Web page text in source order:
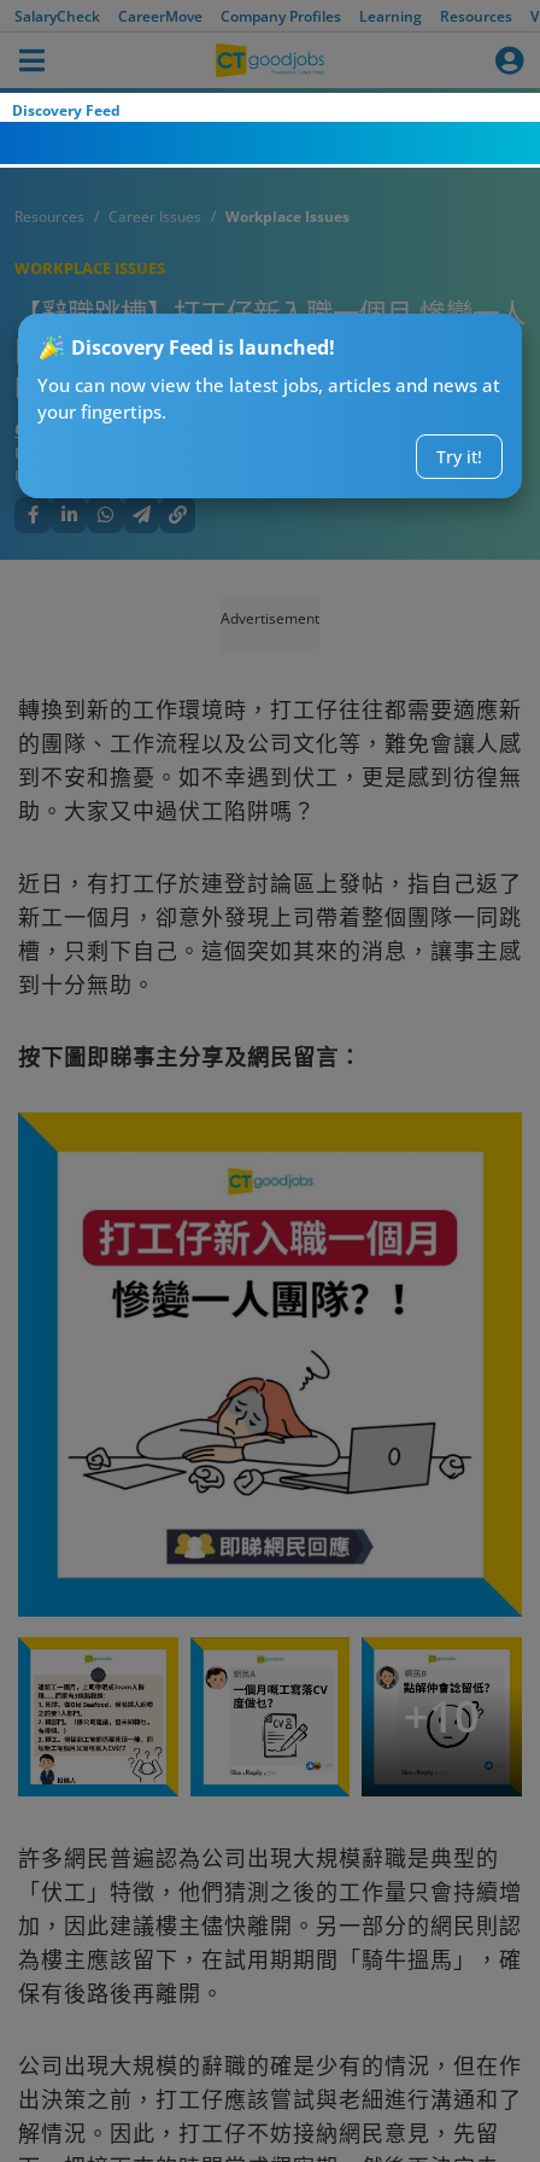
SalaryCheck CareerMove Company Profiles Learning Resources
Discovery Feed
Discovery Feed is launched!
You can now view the latest jobs, articles and news at
your fingertips.
Try it!
Resources Career Issues Workplace Issues
WORKPLACE ISSUES
【辭職跳槽】打工仔新入職一個月 慘變一人
團隊？！事主：上司帶晒成Team人走
晒⋯⋯
CTgoodjobs’ Editor
Published:
Updated:
Advertisement
轉換到新的工作環境時，打工仔往往都需要適應新
的團隊、工作流程以及公司文化等，難免會讓人感
到不安和擔憂。如不幸遇到伏工，更是感到彷徨無
助。大家又中過伏工陷阱嗎？
近日，有打工仔於連登討論區上發帖，指自己返了
新工一個月，卻意外發現上司帶着整個團隊一同跳
槽，只剩下自己。這個突如其來的消息，讓事主感
到十分無助。
按下圖即睇事主分享及網民留言：
+10
許多網民普遍認為公司出現大規模辭職是典型的
「伏工」特徵，他們猜測之後的工作量只會持續增
加，因此建議樓主儘快離開。另一部分的網民則認
為樓主應該留下，在試用期期間「騎牛搵馬」，確
保有後路後再離開。
公司出現大規模的辭職的確是少有的情況，但在作
出決策之前，打工仔應該嘗試與老細進行溝通和了
解情況。因此，打工仔不妨接納網民意見，先留